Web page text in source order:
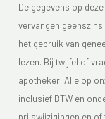
De gegevens op
vervangen
het gebruik van
lezen. Bij twijfel of
apotheker. Alle op
inclusief BTW en
prijswijzigingen en of